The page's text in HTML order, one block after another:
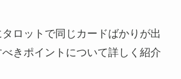
ロットで同じカードばかりが出
きポイントについて詳しく紹介